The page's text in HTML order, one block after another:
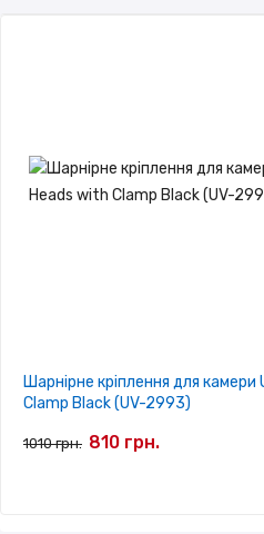
Шарнірне кріплення для
Clamp Black (UV-2993)
1010 грн. 810 грн.